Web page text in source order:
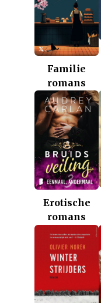
Familie
romans
Erotische
romans